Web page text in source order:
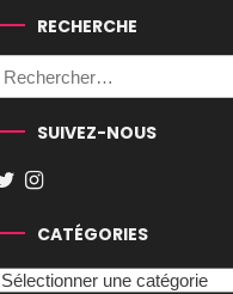
RECHERCHE
SUIVEZ-NOUS
CATÉGORIES